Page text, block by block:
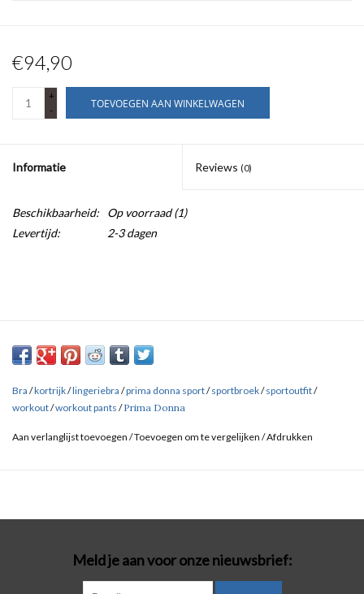
€94,90
+
-
TOEVOEGEN AAN WINKELWAGEN
Informatie Reviews (0)
Beschikbaarheid: Op voorraad(1)
Levertijd:
2-3 dagen
Bra /kortrijk/lingeriebra /prima donna sport/sportbroek/sportoutfit/
workout/workout pants /Prima Donna
Aan verlanglijst toevoegen /Toevoegen om te vergelijken /Afdrukken
Meld je aan voor onze nieuwsbrief: